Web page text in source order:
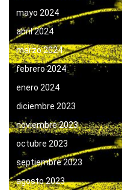
mayo 2024
abril 2024
marzo 2024
febrero 2024
enero 2024
diciembre 2023
noviembre 2023
octubre 2023
septiembre 2023
agosto 2023